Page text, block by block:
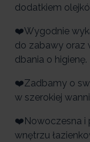
dodatkiem
❤️Wygodnie
do zabawy oraz
dbania o higienę.
❤️Zadbamy o
w szerokiej
❤️Nowoczesna i
wnętrzu